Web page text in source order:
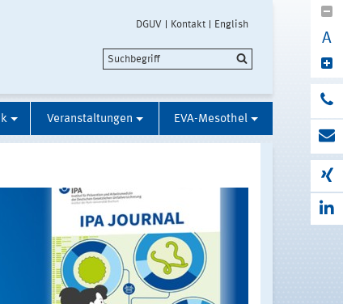
DGUV Kontakt English
A
Veranstaltungen EVA-Mesothel